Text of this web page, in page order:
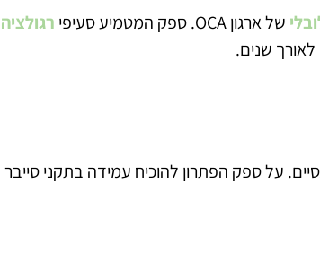
של ארגון OCA. ספק המטמיע סעיפי
רגולציה
שנים.
על ספק הפתרון להוכיח עמידה בתקני סייבר